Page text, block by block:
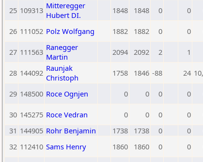
25 109313 Mitteregger
Hubert DI.
1848 1848 0 0
26 111052 Polz Wolfgang 1882 1882 0 0
27 111563 Ranegger
Martin
2094 2092 2 1
28 144092 Raunjak
Christoph
1758 1846 -88 24
29 148500 Roce Ognjen 0 0 0 0
30 145275 Roce Vedran 0 0 0 0
31 144905 Rohr Benjamin 1738 1738 0 0
32 112410 Sams Henry 1860 1860 0 0